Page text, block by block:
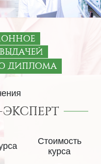
ДИПЛОМА
Стоимость
курса